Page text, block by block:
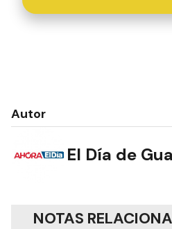
Autor
El Día de
NOTAS